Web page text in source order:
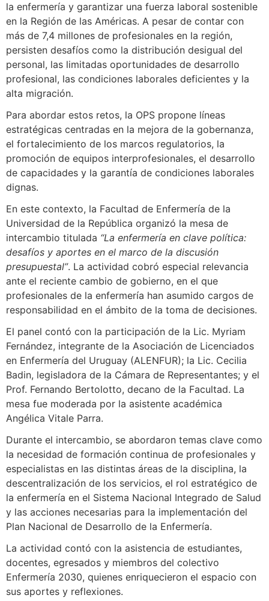
la enfermería y garantizar una fuerza laboral sostenible
en la Región de las Américas. A pesar de contar con
más de 7,4 millones de profesionales en la región,
persisten desafíos como la distribución desigual del
personal, las limitadas oportunidades de desarrollo
profesional, las condiciones laborales deficientes y la
alta migración.
Para abordar estos retos, la OPS propone líneas
estratégicas centradas en la mejora de la gobernanza,
el fortalecimiento de los marcos regulatorios, la
promoción de equipos interprofesionales, el desarrollo
de capacidades y la garantía de condiciones laborales
dignas.
En este contexto, la Facultad de Enfermería de la
Universidad de la República organizó la mesa de
intercambio titulada “La enfermería en clave política:
desafíos y aportes en el marco de la discusión
presupuestal”. La actividad cobró especial relevancia
ante el reciente cambio de gobierno, en el que
profesionales de la enfermería han asumido cargos de
responsabilidad en el ámbito de la toma de decisiones.
El panel contó con la participación de la Lic. Myriam
Fernández, integrante de la Asociación de Licenciados
en Enfermería del Uruguay (ALENFUR); la Lic. Cecilia
Badin, legisladora de la Cámara de Representantes; y el
Prof. Fernando Bertolotto, decano de la Facultad. La
mesa fue moderada por la asistente académica
Angélica Vitale Parra.
Durante el intercambio, se abordaron temas clave como
la necesidad de formación continua de profesionales y
especialistas en las distintas áreas de la disciplina, la
descentralización de los servicios, el rol estratégico de
la enfermería en el Sistema Nacional Integrado de Salud
y las acciones necesarias para la implementación del
Plan Nacional de Desarrollo de la Enfermería.
La actividad contó con la asistencia de estudiantes,
docentes, egresados y miembros del colectivo
Enfermería 2030, quienes enriquecieron el espacio con
sus aportes y reflexiones.